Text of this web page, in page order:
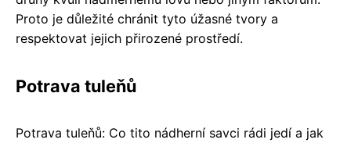
Proto je důležité chránit tyto úžasné tvory a
respektovat jejich přirozené prostředí.
Potrava tuleňů
Potrava tuleňů: Co tito nádherní savci rádi jedí a jak